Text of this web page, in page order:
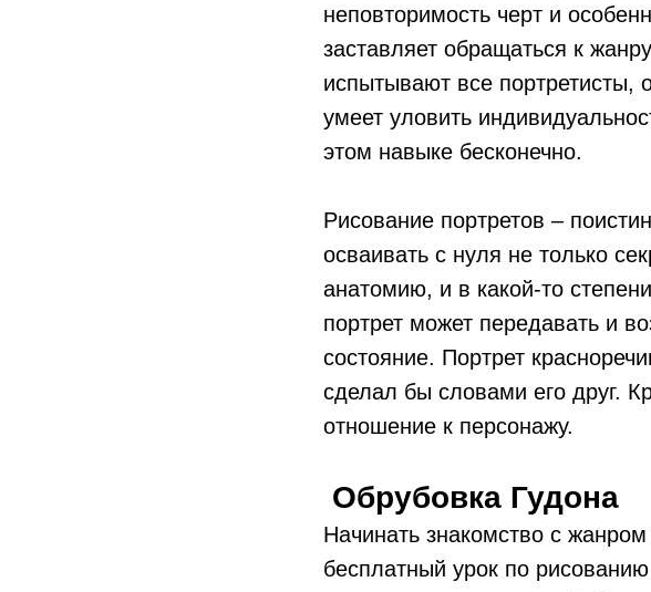
неповторимость черт и
заставляет обращаться к
испытывают все портретисты,
умеет уловить
этом навыке бесконечно.
Рисование портретов –
осваивать с нуля не только
анатомию, и в какой-то
портрет может передавать и
состояние. Портрет
сделал бы словами его друг.
отношение к персонажу.
Обрубовка Гудона
Начинать знакомство с
бесплатный урок по